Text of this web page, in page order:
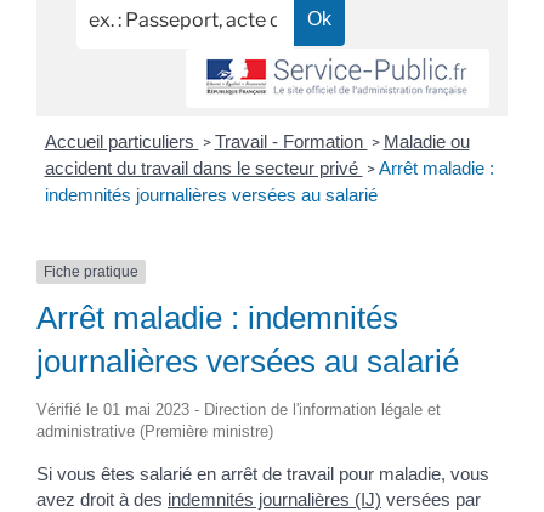
Accueil particuliers > Travail - Formation > Maladie ou
accident du travail dans le secteur privé > Arrêt maladie :
indemnités journalières versées au salarié
Fiche pratique
Arrêt maladie : indemnités
journalières versées au salarié
Vérifié le 01 mai 2023 - Direction de l'information légale et
administrative (Première ministre)
Si vous êtes salarié en arrêt de travail pour maladie, vous
avez droit à des indemnités journalières (IJ) versées par